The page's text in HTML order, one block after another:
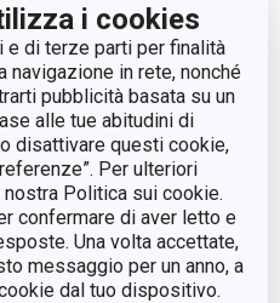
i cookies
di terze parti per finalità
in rete, nonché
pubblicità basata su un
alle tue abitudini di
disattivare questi cookie,
Per ulteriori
Politica sui cookie.
confermare di aver letto e
Una volta accettate,
messaggio per un anno, a
dal tuo dispositivo.
8595028436976
5